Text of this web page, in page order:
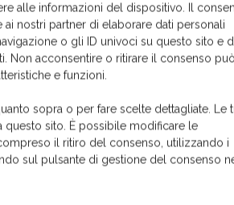
alle informazioni del dispositivo. Il
nostri partner di elaborare dati personali
o gli ID univoci su questo sito e
Non acconsentire o ritirare il consenso può
e funzioni.
sopra o per fare scelte dettagliate. Le
questo sito. È possibile modificare le
il ritiro del consenso, utilizzando i
sul pulsante di gestione del consenso
Il